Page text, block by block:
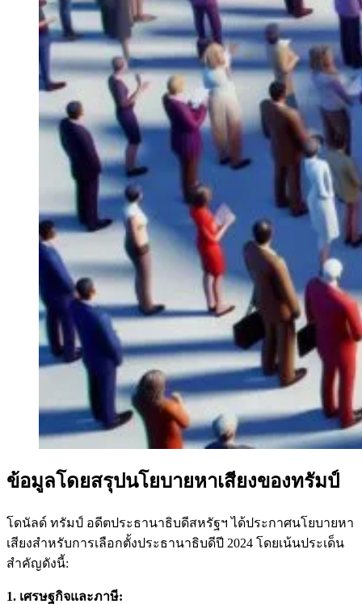
ข้อมูลโดยสรุปนโยบายหาเสียงของทรัมป์
โดนัลด์ ทรัมป์ อดีตประธานาธิบดีสหรัฐฯ ได้ประกาศนโยบายหา
เสียงสำหรับการเลือกตั้งประธานาธิบดีปี 2024 โดยเน้นประเด็น
สำคัญดังนี้:
1. เศรษฐกิจและภาษี: